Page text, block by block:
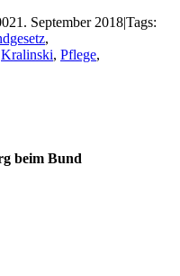
21. September 2018|Tags:
,
Kralinski, Pflege,
beim Bund